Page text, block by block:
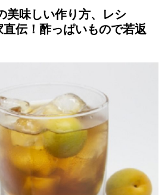
美味しい作り方、レシ
直伝！酢っぱいもので若返